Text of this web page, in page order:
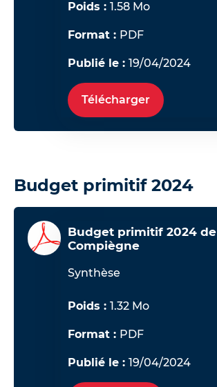
Poids :1.58 Mo
Format : PDF
Publié le :19/04/2024
Télécharger
Budget primitif 2024
Budget primitif 2024 de
Compiègne
Synthèse
Poids :1.32 Mo
Format : PDF
Publié le :19/04/2024